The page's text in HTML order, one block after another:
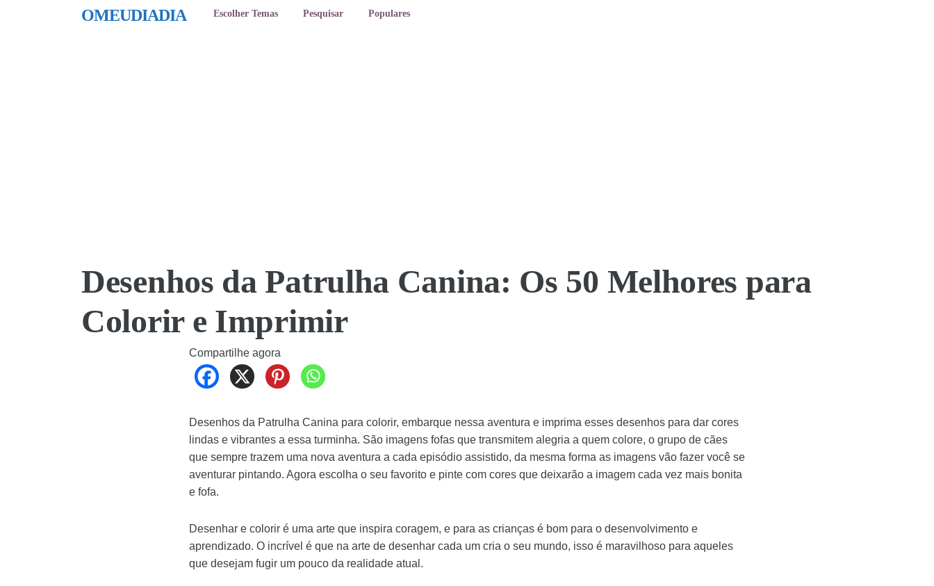
OMEUDIADIA Escolher Temas Pesquisar Populares
Desenhos da Patrulha Canina: Os 50 Melhores para
Colorir e Imprimir
Compartilhe agora
Desenhos da Patrulha Canina para colorir, embarque nessa aventura e imprima esses desenhos para dar cores
lindas e vibrantes a essa turminha. São imagens fofas que transmitem alegria a quem colore, o grupo de cães
que sempre trazem uma nova aventura a cada episódio assistido, da mesma forma as imagens vão fazer você se
aventurar pintando. Agora escolha o seu favorito e pinte com cores que deixarão a imagem cada vez mais bonita
e fofa.
Desenhar e colorir é uma arte que inspira coragem, e para as crianças é bom para o desenvolvimento e
aprendizado. O incrível é que na arte de desenhar cada um cria o seu mundo, isso é maravilhoso para aqueles
que desejam fugir um pouco da realidade atual.